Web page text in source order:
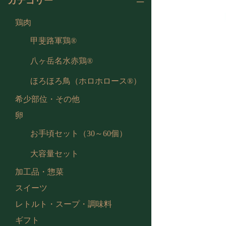
鶏肉
甲斐路軍鶏®
八ヶ岳名水赤鶏®
ほろほろ鳥（ホロホロース®）
希少部位・その他
卵
お手頃セット（30～60個）
大容量セット
加工品・惣菜
スイーツ
レトルト・スープ・調味料
ギフト